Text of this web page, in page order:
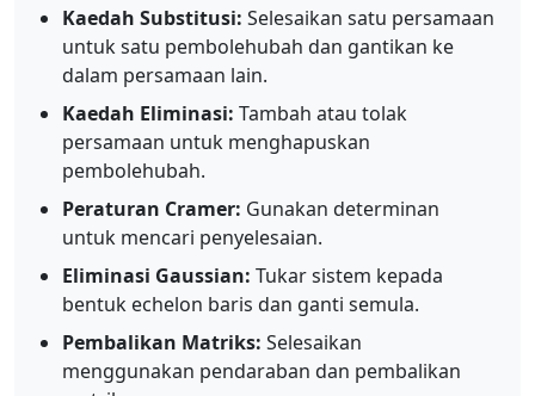
Kaedah Substitusi: Selesaikan satu persamaan
untuk satu pembolehubah dan gantikan ke
dalam persamaan lain.
Kaedah Eliminasi: Tambah atau tolak
persamaan untuk menghapuskan
pembolehubah.
Peraturan Cramer: Gunakan determinan
untuk mencari penyelesaian.
Eliminasi Gaussian: Tukar sistem kepada
bentuk echelon baris dan ganti semula.
Pembalikan Matriks: Selesaikan
menggunakan pendaraban dan pembalikan